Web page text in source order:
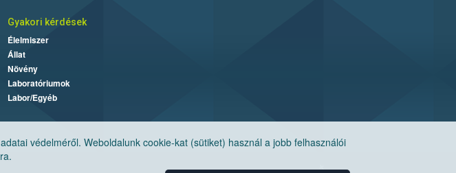
védelméről. Weboldalunk cookie-kat (sütiket) használ a jobb felhasználói
Gyakori kérdések
Élelmiszer
Állat
Növény
Laboratóriumok
Labor/Egyéb